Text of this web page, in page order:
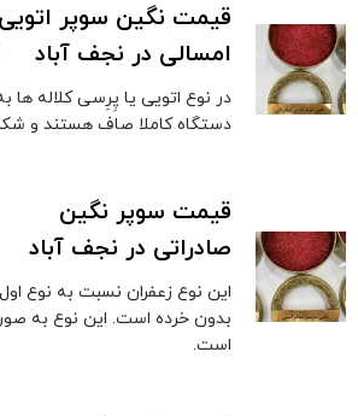
قیمت نگین سوپر اتویی
امسالی در نجف آباد
در نوع اتویی یا پِرِسی کلاله
دستگاه کاملا صاف هستند و شکل
قیمت سوپر نگین
صادراتی در نجف آباد
این نوع زعفران نسبت به نوع
بدون خرده است. این نوع به
است.